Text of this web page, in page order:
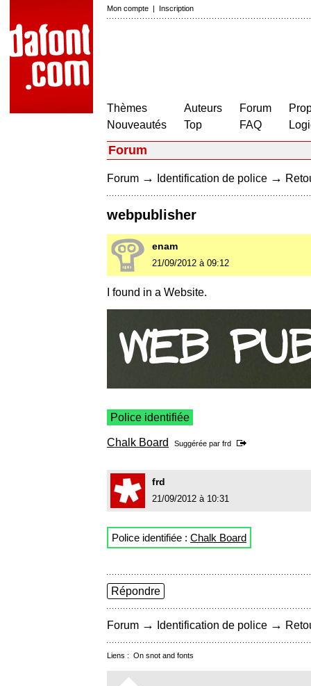
Mon compte | Inscription
Thèmes
Nouveautés
Auteurs
Top
Forum
FAQ
Forum
Forum → Identification de police →
webpublisher
enam
21/09/2012 à 09:12
I found in a Website.
Police identifiée
Chalk Board Suggérée par frd
frd
21/09/2012 à 10:31
Police identifiée : Chalk Board
Répondre
Forum → Identification de police →
Liens : On snot and fonts